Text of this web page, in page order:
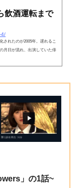
飲酒運転まで
4/
されたのが2005年。遅れるこ
月日が流れ、出演していた俳
」の1話~